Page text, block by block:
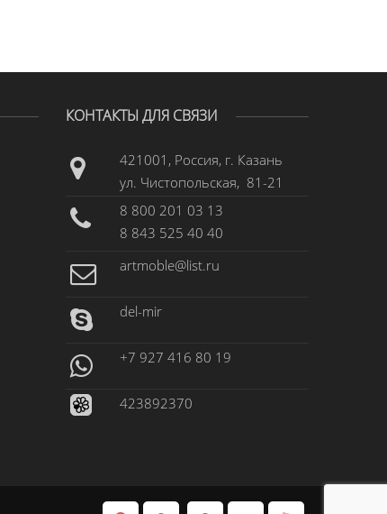
КОНТАКТЫ ДЛЯ СВЯЗИ
421001, Россия, г. Казань
ул. Чистопольская, 81-21
8 800 201 03 13
8 843 525 40 40
artmoble@list.ru
del-mir
+7 927 416 80 19
423892370